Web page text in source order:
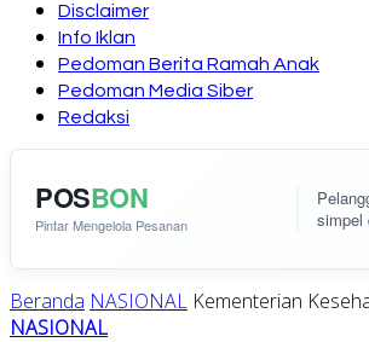
Disclaimer
Info Iklan
Pedoman Berita Ramah Anak
Pedoman Media Siber
Redaksi
POSBON
Pintar Mengelola Pesanan
simpel
Beranda NASIONAL Kementerian
NASIONAL